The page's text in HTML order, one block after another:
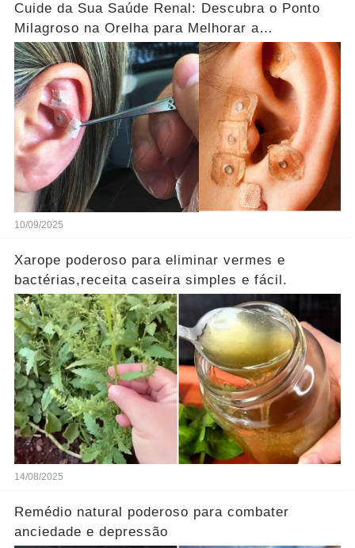
Cuide da Sua Saúde Renal: Descubra o Ponto
Milagroso na Orelha para Melhorar a
Circulação!...Ver mais
10/09/2025
Xarope poderoso para eliminar vermes e
bactérias,receita caseira simples e fácil.
14/08/2025
Remédio natural poderoso para combater
anciedade e depressão